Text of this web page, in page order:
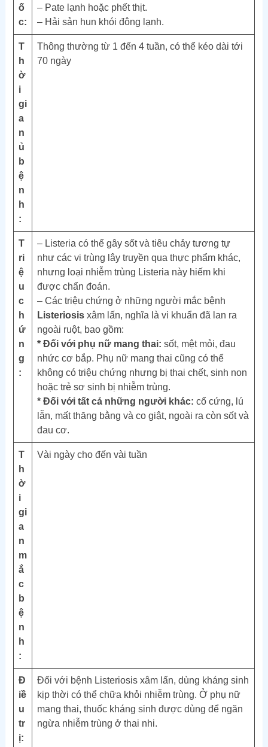
ố
c:
– Pate lạnh hoặc phết thịt.
– Hải sản hun khói đông lạnh.
T
h
ờ
i
gi
a
n
ủ
b
ệ
n
h
:
Thông thường từ 1 đến 4 tuần, có thể kéo dài tới
70 ngày
T
ri
ệ
u
c
h
ứ
n
g
:
– Listeria có thể gây sốt và tiêu chảy tương tự
như các vi trùng lây truyền qua thực phẩm khác,
nhưng loại nhiễm trùng Listeria này hiếm khi
được chẩn đoán.
– Các triệu chứng ở những người mắc bệnh
Listeriosisxâm lấn, nghĩa là vi khuẩn đã lan ra
ngoài ruột, bao gồm:
* Đối với phụ nữ mang thai: sốt, mệt mỏi, đau
nhức cơ bắp. Phụ nữ mang thai cũng có thể
không có triệu chứng nhưng bị thai chết, sinh non
hoặc trẻ sơ sinh bị nhiễm trùng.
* Đối với tất cả những người khác: cổ cứng, lú
lẫn, mất thăng bằng và co giật, ngoài ra còn sốt và
đau cơ.
T
h
ờ
i
gi
a
n
m
ắ
c
b
ệ
n
h
:
Vài ngày cho đến vài tuần
Đ
iề
u
tr
ị:
Đối với bệnh Listeriosis xâm lấn, dùng kháng sinh
kịp thời có thể chữa khỏi nhiễm trùng. Ở phụ nữ
mang thai, thuốc kháng sinh được dùng để ngăn
ngừa nhiễm trùng ở thai nhi.